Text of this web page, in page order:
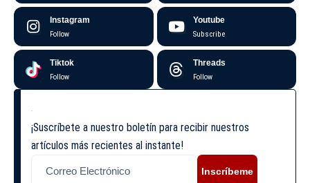
Instagram
Follow
Youtube
Subscribe
Tiktok
Follow
Threads
Follow
¡Suscríbete a nuestro boletín para recibir nuestros
artículos más recientes al instante!
Inscríbeme